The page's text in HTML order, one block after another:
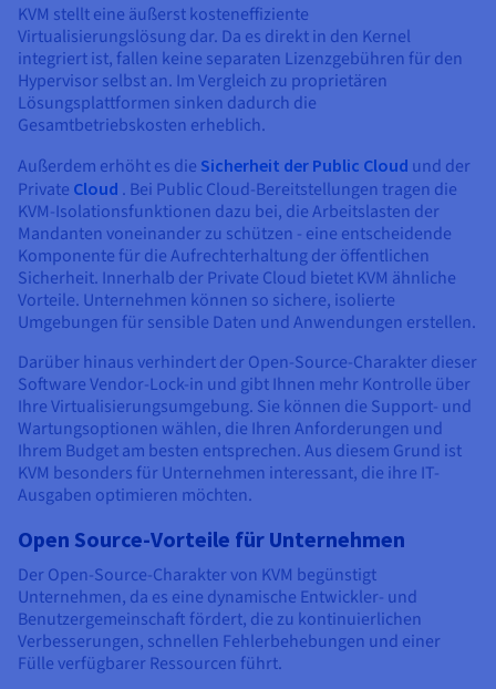
KVM stellt eine äußerst kosteneffiziente
Virtualisierungslösung dar. Da es direkt in den Kernel
integriert ist, fallen keine separaten Lizenzgebühren für den
Hypervisor selbst an. Im Vergleich zu proprietären
Lösungsplattformen sinken dadurch die
Gesamtbetriebskosten erheblich.
Außerdem erhöht es die Sicherheit der Public Cloud und der
Private Cloud . Bei Public Cloud-Bereitstellungen tragen die
KVM-Isolationsfunktionen dazu bei, die Arbeitslasten der
Mandanten voneinander zu schützen - eine entscheidende
Komponente für die Aufrechterhaltung der öffentlichen
Sicherheit. Innerhalb der Private Cloud bietet KVM ähnliche
Vorteile. Unternehmen können so sichere, isolierte
Umgebungen für sensible Daten und Anwendungen erstellen.
Darüber hinaus verhindert der Open-Source-Charakter dieser
Software Vendor-Lock-in und gibt Ihnen mehr Kontrolle über
Ihre Virtualisierungsumgebung. Sie können die Support- und
Wartungsoptionen wählen, die Ihren Anforderungen und
Ihrem Budget am besten entsprechen. Aus diesem Grund ist
KVM besonders für Unternehmen interessant, die ihre IT-
Ausgaben optimieren möchten.
Open Source-Vorteile für Unternehmen
Der Open-Source-Charakter von KVM begünstigt
Unternehmen, da es eine dynamische Entwickler- und
Benutzergemeinschaft fördert, die zu kontinuierlichen
Verbesserungen, schnellen Fehlerbehebungen und einer
Fülle verfügbarer Ressourcen führt.